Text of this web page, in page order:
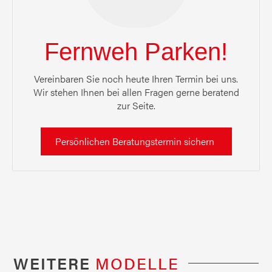
Fernweh Parken!
Vereinbaren Sie noch heute Ihren Termin bei uns.
Wir stehen Ihnen bei allen Fragen gerne beratend
zur Seite.
Persönlichen Beratungstermin sichern
WEITERE MODELLE